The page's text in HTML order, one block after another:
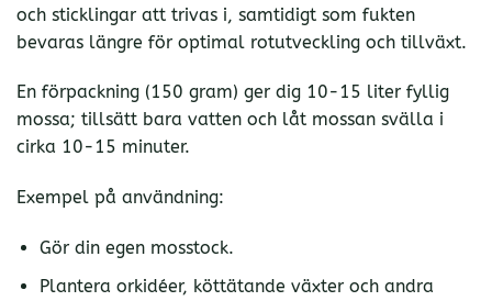
och sticklingar att trivas i, samtidigt som fukten
bevaras längre för optimal rotutveckling och tillväxt.
En förpackning (150 gram) ger dig 10-15 liter fyllig
mossa; tillsätt bara vatten och låt mossan svälla i
cirka 10-15 minuter.
Exempel på användning:
Gör din egen mosstock.
Plantera orkidéer, köttätande växter och andra